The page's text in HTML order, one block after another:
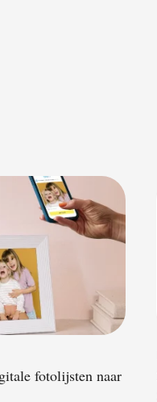
fotolijsten naar